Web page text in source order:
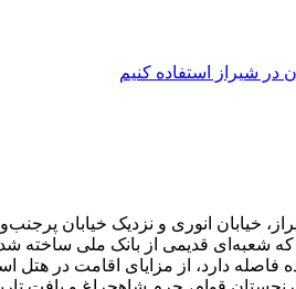
خیابان انوری و نزدیک خیابان
که شعبه‌ای قدیمی از بانک ملی